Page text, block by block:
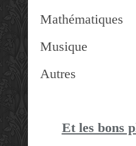
Mathématiques
Musique
Autres
Et les bons